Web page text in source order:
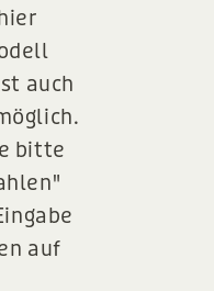
auch
bitte
auf